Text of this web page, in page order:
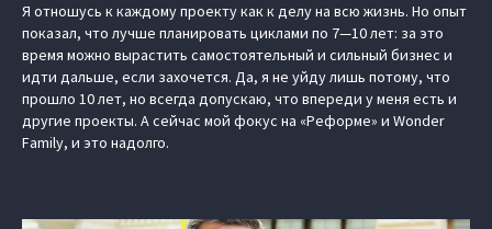
Я отношусь к каждому проекту как к делу на всю жизнь. Но опыт
показал, что лучше планировать циклами по 7—10 лет: за это
время можно вырастить самостоятельный и сильный бизнес и
идти дальше, если захочется. Да, я не уйду лишь потому, что
прошло 10 лет, но всегда допускаю, что впереди у меня есть и
другие проекты. А сейчас мой фокус на «Реформе» и Wonder
Family, и это надолго.